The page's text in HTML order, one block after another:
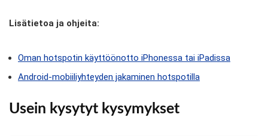
Lisätietoa ja ohjeita:
Oman hotspotin käyttöönotto iPhonessa tai iPadissa
Android-mobiiliyhteyden jakaminen hotspotilla
Usein kysytyt kysymykset